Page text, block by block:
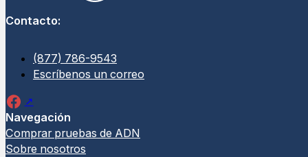
Contacto:
(877) 786-9543
Escríbenos un correo
Navegación
Comprar pruebas de ADN
Sobre nosotros